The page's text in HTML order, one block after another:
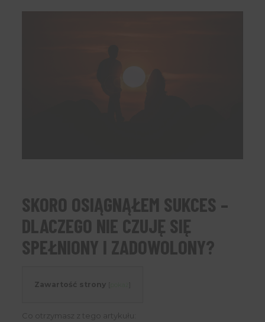
SKORO OSIĄGNĄŁEM SUKCES –
DLACZEGO NIE CZUJĘ SIĘ
SPEŁNIONY I ZADOWOLONY?
Zawartość strony
Co otrzymasz z tego artykułu: